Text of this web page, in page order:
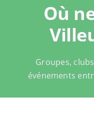
Où
Groupes,
événements